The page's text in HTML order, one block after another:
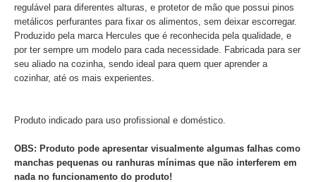
regulável para diferentes alturas, e protetor de mão que possui pinos
metálicos perfurantes para fixar os alimentos, sem deixar escorregar.
Produzido pela marca Hercules que é reconhecida pela qualidade, e
por ter sempre um modelo para cada necessidade. Fabricada para ser
seu aliado na cozinha, sendo ideal para quem quer aprender a
cozinhar, até os mais experientes.
Produto indicado para uso profissional e doméstico.
OBS: Produto pode apresentar visualmente algumas falhas como
manchas pequenas ou ranhuras mínimas que não interferem em
nada no funcionamento do produto!